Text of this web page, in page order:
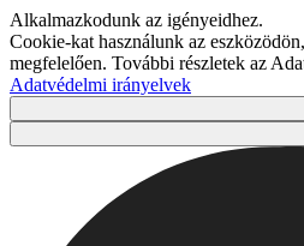
Alkalmazkodunk az igényeidhez.
Cookie-kat használunk az
megfelelően. További részletek az
Adatvédelmi irányelvek